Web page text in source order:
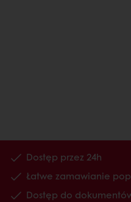
Dostęp przez 24h
Łatwe zamawianie
Dostęp do